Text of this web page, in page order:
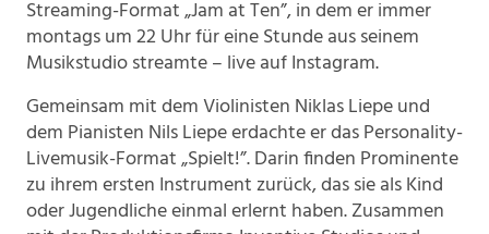
Streaming-Format „Jam at Ten”, in dem er immer
montags um 22 Uhr für eine Stunde aus seinem
Musikstudio streamte – live auf Instagram.
Gemeinsam mit dem Violinisten Niklas Liepe und
dem Pianisten Nils Liepe erdachte er das Personality-
Livemusik-Format „Spielt!”. Darin finden Prominente
zu ihrem ersten Instrument zurück, das sie als Kind
oder Jugendliche einmal erlernt haben. Zusammen